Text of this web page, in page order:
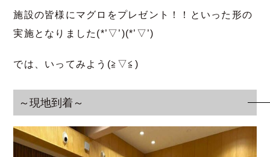
施設の皆様にマグロをプレゼント！！といった形の
実施となりました(*’▽’)(*’▽’)
では、いってみよう(≧▽≦)
～現地到着～